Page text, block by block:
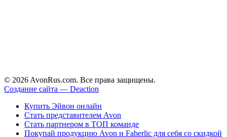
© 2026 AvonRus.com. Все права защищены.
Создание сайта — Deaction
Купить Эйвон онлайн
Стать представителем Avon
Стать партнером в ТОП команде
Покупай продукцию Avon и Faberlic для себя со скидкой